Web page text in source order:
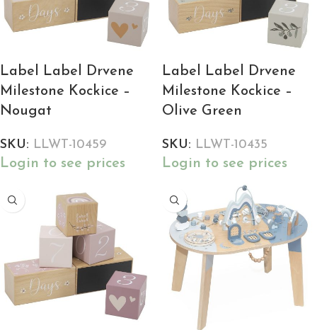
Label Label Drvene
Milestone Kockice –
Nougat
SKU: LLWT-10459
Login to see prices
Label Label Drvene
Milestone Kockice –
Olive Green
SKU: LLWT-10435
Login to see prices